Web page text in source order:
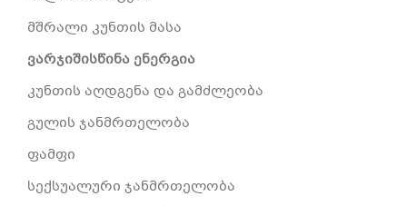
მშრალი კუნთის მასა
ვარჯიშისწინა ენერგია
კუნთის აღდგენა და გამძლეობა
გულის ჯანმრთელობა
ფამფი
სექსუალური ჯანმრთელობა